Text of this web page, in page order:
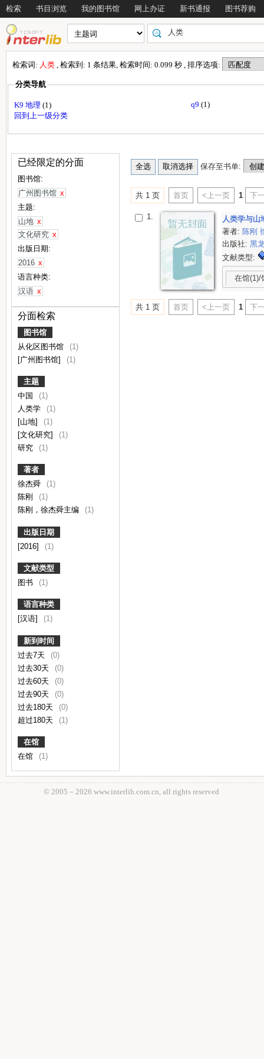
检索 书目浏览 我的图书馆 网上办证 新书通报 图书荐购
检索词: 人类 , 检索到: 1 条结果, 检索时间: 0.099 秒 , 排序选项:
分类导航
K9 地理 (1) q9 (1)
回到上一级分类
已经限定的分面
图书馆:
广州图书馆 x
主题:
山地 x
文化研究 x
出版日期:
2016 x
语言种类:
汉语 x
分面检索
图书馆
从化区图书馆
(1)
[广州图书馆]
(1)
主题
中国
(1)
人类学
(1)
[山地]
(1)
[文化研究]
(1)
研究
(1)
著者
徐杰舜
(1)
陈刚
(1)
陈刚，徐杰舜主编
(1)
出版日期
[2016]
(1)
文献类型
图书
(1)
语言种类
[汉语]
(1)
新到时间
过去7天
(0)
过去30天
(0)
过去60天
(0)
过去90天
(0)
过去180天
(0)
超过180天
(1)
在馆
在馆
(1)
保存至书单:
共 1 页 首页 <上一页 1 下
1.
人类学与山
著者: 陈刚
出版社:黑
文献类型:
在馆(1)/
共 1 页 首页 <上一页 1 下
© 2005－ 2026 www.interlib.com.cn, all rights reserved